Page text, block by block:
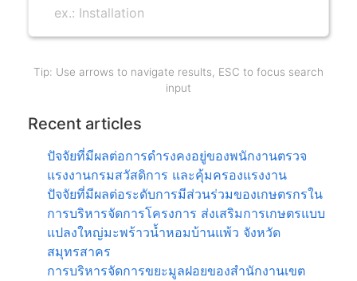
Tip: Use arrows to navigate results, ESC to focus search
input
Recent articles
ปัจจัยที่มีผลต่อการดำรงคงอยู่ของพนักงานตรวจ
แรงงานกรมสวัสดิการ และคุ้มครองแรงงาน
ปัจจัยที่มีผลต่อระดับการมีส่วนร่วมของเกษตรกรใน
การบริหารจัดการโครงการ ส่งเสริมการเกษตรแบบ
แปลงใหญ่มะพร้าวน้ำหอมบ้านแพ้ว จังหวัด
สมุทรสาคร
การบริหารจัดการขยะมูลฝอยของสำนักงานเขต